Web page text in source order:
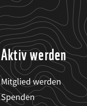
Aktiv werden
Mitglied werden
Spenden